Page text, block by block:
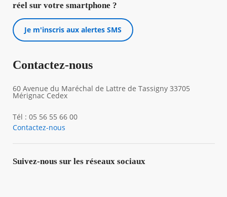
réel sur votre smartphone ?
Je m'inscris aux alertes SMS
Contactez-nous
60 Avenue du Maréchal de Lattre de Tassigny 33705
Mérignac Cedex
Tél : 05 56 55 66 00
Contactez-nous
Suivez-nous sur les réseaux sociaux